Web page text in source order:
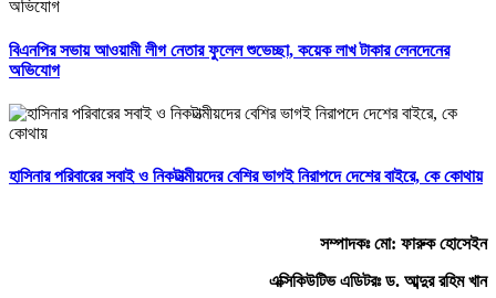
বিএনপির সভায় আওয়ামী লীগ নেতার ফুলেল শুভেচ্ছা, কয়েক লাখ টাকার লেনদেনের
অভিযোগ
হাসিনার পরিবারের সবাই ও নিকটাত্মীয়দের বেশির ভাগই নিরাপদে দেশের বাইরে, কে কোথায়
সম্পাদকঃ মো: ফারুক হোসেইন
এক্সিকিউটিভ এডিটরঃ ড. আব্দুর রহিম খান